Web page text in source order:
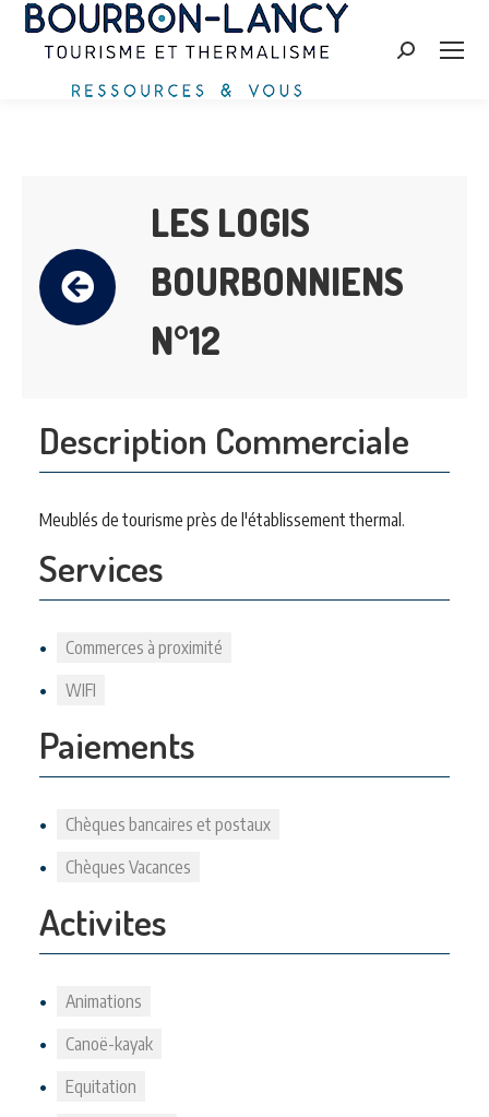
Search:
LES LOGIS
BOURBONNIENS
N°12
Description Commerciale
Meublés de tourisme près de l'établissement thermal.
Services
Commerces à proximité
WIFI
Paiements
Chèques bancaires et postaux
Chèques Vacances
Activites
Animations
Canoë-kayak
Equitation